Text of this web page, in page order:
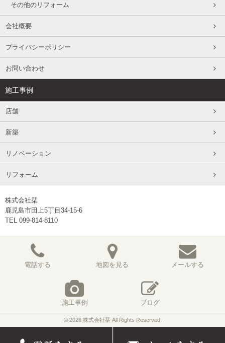
その他のリフォーム
会社概要
プライバシーポリシー
お問い合わせ
施工事例
店舗
新築
リノベーション
リフォーム
株式会社栞
鹿児島市田上5丁目34-15-6
TEL 099-814-8110
電話する 地図を見る メールする
施工事例 ブログ
© 2026 株式会社栞 All Rights Reserved.